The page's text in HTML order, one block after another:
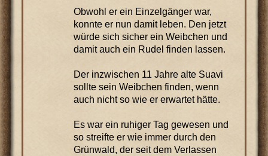
Obwohl er ein Einzelgänger war,
konnte er nun damit leben. Den jetzt
würde sich sicher ein Weibchen und
damit auch ein Rudel finden lassen.
Der inzwischen 11 Jahre alte Suavi
sollte sein Weibchen finden, wenn
auch nicht so wie er erwartet hätte.
Es war ein ruhiger Tag gewesen und
so streifte er wie immer durch den
Grünwald, der seit dem Verlassen